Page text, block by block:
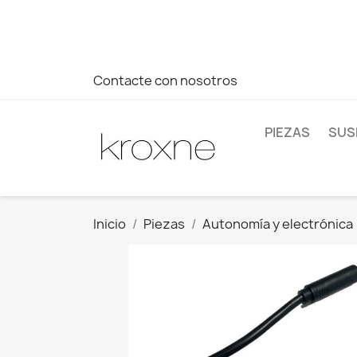
Contacte con nosotros
PIEZAS
Inicio Piezas Autonomía y electrónica